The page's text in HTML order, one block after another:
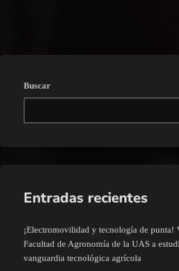
Buscar
Entradas recientes
¡Electromovilidad y tecnología de punta!
Facultad de Agronomía de la UAS a
vanguardia tecnológica agrícola